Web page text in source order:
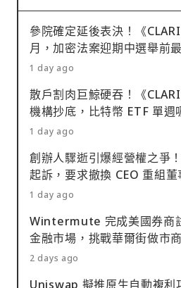
參院確定延後表決！《
月，加密法案迎期中選舉前
1 day ago
散戶割肉巨鯨硬吞！《
機構抄底，比特幣 ETF 單週
1 day ago
創辦人驟逝引爆經營權之爭
起訴，要求撤換 CEO 重組董
1 day ago
Wintermute 完成美國券商
金融市場，挑戰華爾街做市商
2 days ago
Uniswap 擬推原生自動複利